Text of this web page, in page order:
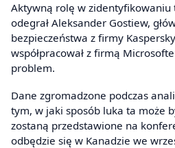
Aktywną rolę w zidentyfikowaniu
odegrał Aleksander Gostiew,
bezpieczeństwa z firmy
współpracował z firmą
problem.
Dane zgromadzone podczas
tym, w jaki sposób luka ta może
zostaną przedstawione na
odbędzie się w Kanadzie we